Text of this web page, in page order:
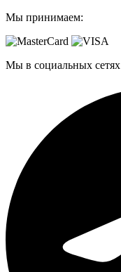
Мы принимаем:
Мы в социальных